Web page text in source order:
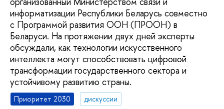
информатизации Республики Беларусь совместно
с Программой развития ООН (ПРООН) в
Беларуси. На протяжении двух дней эксперты
обсуждали, как технологии искусственного
интеллекта могут способствовать цифровой
трансформации государственного сектора и
устойчивому развитию страны.
Приоритет 2030
дискуссии